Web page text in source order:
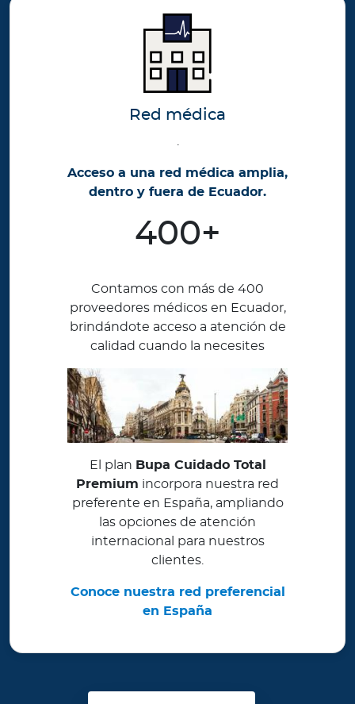
Red médica
Acceso a una red médica amplia,
dentro y fuera de Ecuador.
400+
Contamos con más de 400
proveedores médicos en Ecuador,
brindándote acceso a atención de
calidad cuando la necesites
El plan Bupa Cuidado Total
Premium incorpora nuestra red
preferente en España, ampliando
las opciones de atención
internacional para nuestros
clientes.
Conoce nuestra red preferencial
en España